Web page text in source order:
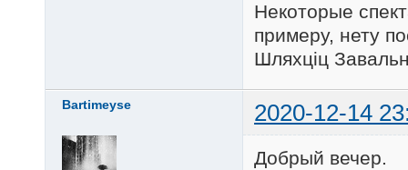
Некоторые
примеру, нету
Шляхціц
Bartimeyse 2020-12-14
Добрый вечер.